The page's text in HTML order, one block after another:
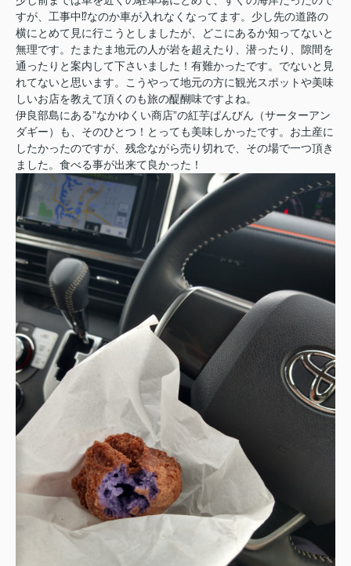
すが、工事中⁉なのか車が入れなくなってます。少し先の道路の
横にとめて見に行こうとしましたが、どこにあるか知ってないと
無理です。たまたま地元の人が岩を超えたり、潜ったり、隙間を
通ったりと案内して下さいました！有難かったです。でないと見
れてないと思います。こうやって地元の方に観光スポットや美味
しいお店を教えて頂くのも旅の醍醐味ですよね。
伊良部島にある”なかゆくい商店”の紅芋ぱんびん（サーターアン
ダギー）も、そのひとつ！とっても美味しかったです。お土産に
したかったのですが、残念ながら売り切れで、その場で一つ頂き
ました。食べる事が出来て良かった！